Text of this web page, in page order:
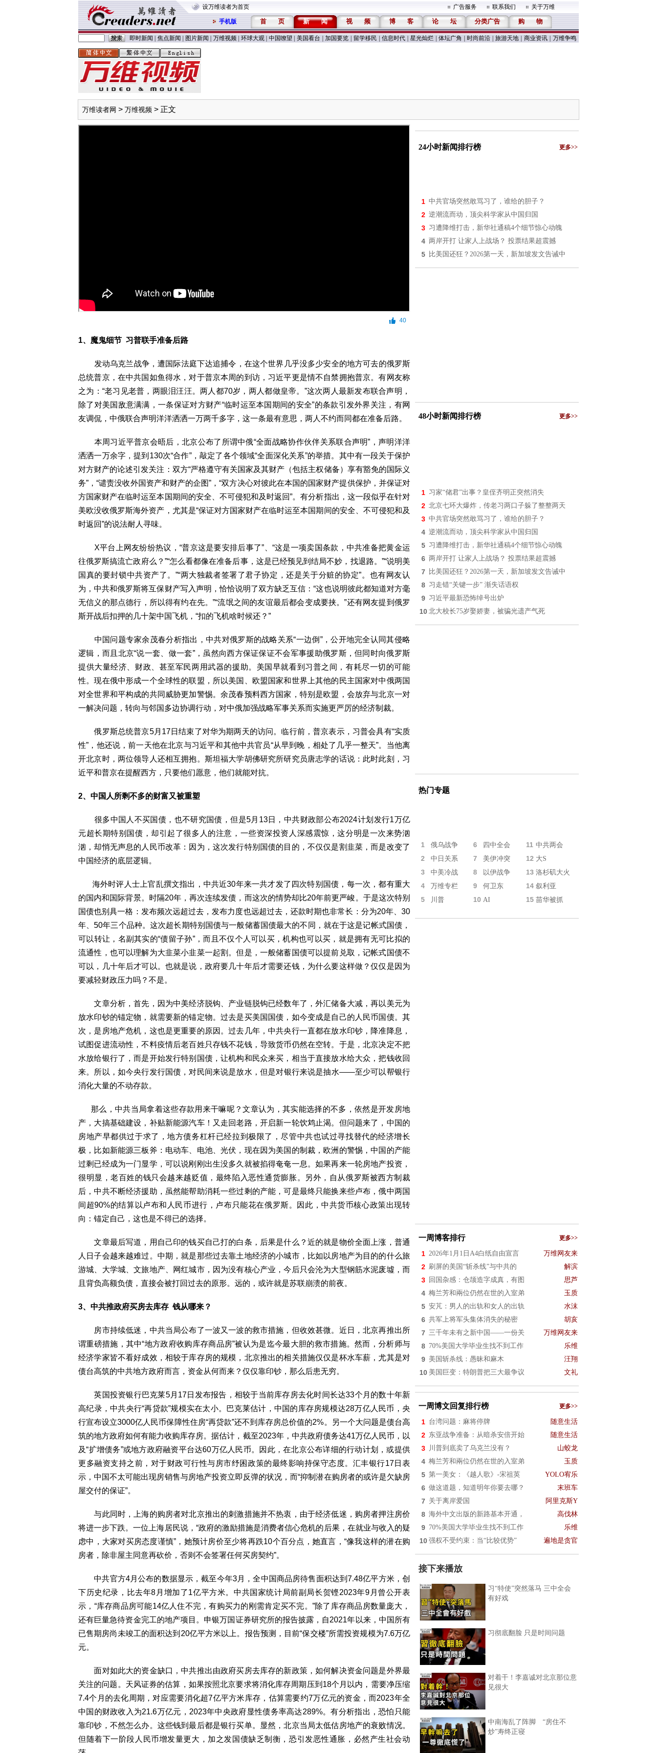
设万维读者为首页 广告服务 联系我们 关于万维
手机版 首 页 新 闻 视 频 博 客 论 坛 分类广告 购 物
即时新闻 焦点新闻 图片新闻 万维视频 环球大观 中国嘹望 美国看台 加国要览 留学移民 信息时代 星光灿烂 体坛广角 时尚前沿 旅游天地 商业资讯 万维争鸣
万维读者网 > 万维视频 > 正文
40
1、魔鬼细节 习普联手准备后路
发动乌克兰战争，遭国际法庭下达追捕令，在这个世界几乎没多少安全的地方可去的俄罗斯
总统普京，在中共国如鱼得水，对于普京本周的到访，习近平更是情不自禁拥抱普京。有网友称
之为：“老习见老普，两眼泪汪汪。两人都70岁，两人都做皇帝。”这次两人最新发布联合声明，
除了对美国敌意满满，一条保证对方财产“临时运至本国期间的安全”的条款引发外界关注，有网
友调侃，中俄联合声明洋洋洒洒一万两千多字，这一条最有意思，两人不约而同都在准备后路。
本周习近平普京会晤后，北京公布了所谓中俄“全面战略协作伙伴关系联合声明”，声明洋洋
洒洒一万余字，提到130次“合作”，敲定了各个领域“全面深化关系”的举措。其中有一段关于保护
对方财产的论述引发关注：双方“严格遵守有关国家及其财产（包括主权储备）享有豁免的国际义
务”，“谴责没收外国资产和财产的企图”，“双方决心对彼此在本国的国家财产提供保护，并保证对
方国家财产在临时运至本国期间的安全、不可侵犯和及时返回”。有分析指出，这一段似乎在针对
美欧没收俄罗斯海外资产，尤其是“保证对方国家财产在临时运至本国期间的安全、不可侵犯和及
时返回”的说法耐人寻味。
X平台上网友纷纷热议，“普京这是要安排后事了”、“这是一项卖国条款，中共准备把黄金运
往俄罗斯搞流亡政府么？”“怎么看都像在准备后事，这是已经预见到结局不妙，找退路。”“说明美
国真的要封锁中共资产了。”“两大独裁者签署了君子协定，还是关于分赃的协定”。也有网友认
为，中共和俄罗斯将互保财产写入声明，恰恰说明了双方缺乏互信：“这也说明彼此都知道对方毫
无信义的那点德行，所以得有约在先。”“流氓之间的友谊最后都会变成要挟。”还有网友提到俄罗
斯开战后扣押的几十架中国飞机，“扣的飞机啥时候还？”
中国问题专家余茂春分析指出，中共对俄罗斯的战略关系“一边倒”，公开地完全认同其侵略
逻辑，而且北京“说一套、做一套”，虽然向西方保证保证不会军事援助俄罗斯，但同时向俄罗斯
提供大量经济、财政、甚至军民两用武器的援助。美国早就看到习普之间，有耗尽一切的可能
性。现在俄中形成一个全球性的联盟，所以美国、欧盟国家和世界上其他的民主国家对中俄两国
对全世界和平构成的共同威胁更加警惕。余茂春预料西方国家，特别是欧盟，会放弃与北京一对
一解决问题，转向与邻国多边协调行动，对中俄加强战略军事关系而实施更严厉的经济制裁。
俄罗斯总统普京5月17日结束了对华为期两天的访问。临行前，普京表示，习普会具有“实质
性”，他还说，前一天他在北京与习近平和其他中共官员“从早到晚，相处了几乎一整天”。当他离
开北京时，两位领导人还相互拥抱。斯坦福大学胡佛研究所研究员唐志学的话说：此时此刻，习
近平和普京在提醒西方，只要他们愿意，他们就能对抗。
2、中国人所剩不多的财富又被重塑
很多中国人不买国债，也不研究国债，但是5月13日，中共财政部公布2024计划发行1万亿
元超长期特别国债，却引起了很多人的注意，一些资深投资人深感震惊，这分明是一次来势汹
汹，却悄无声息的人民币改革：因为，这次发行特别国债的目的，不仅仅是割韭菜，而是改变了
中国经济的底层逻辑。
海外时评人士上官乱撰文指出，中共近30年来一共才发了四次特别国债，每一次，都有重大
的国内和国际背景。时隔20年，再次连续发债，而这次的情势却比20年前更严峻。于是这次特别
国债也别具一格：发布频次远超过去，发布力度也远超过去，还款时期也非常长：分为20年、30
年、50年三个品种。这次超长期特别国债与一般储蓄国债最大的不同，就在于这是记帐式国债，
可以转让，名副其实的“债留子孙”，而且不仅个人可以买，机构也可以买，就是拥有无可比拟的
流通性，也可以理解为大韭菜小韭菜一起割。但是，一般储蓄国债可以提前兑取，记帐式国债不
可以，几十年后才可以。也就是说，政府要几十年后才需要还钱，为什么要这样做？仅仅是因为
要减轻财政压力吗？不是。
文章分析，首先，因为中美经济脱钩、产业链脱钩已经数年了，外汇储备大减，再以美元为
放水印钞的锚定物，就需要新的锚定物。过去是买美国国债，如今变成是自己的人民币国债。其
次，是房地产危机，这也是更重要的原因。过去几年，中共央行一直都在放水印钞，降准降息，
试图促进流动性，不料疫情后老百姓只存钱不花钱，导致货币仍然在空转。于是，北京决定不把
水放给银行了，而是开始发行特别国债，让机构和民众来买，相当于直接放水给大众，把钱收回
来。所以，如今央行发行国债，对民间来说是放水，但是对银行来说是抽水——至少可以帮银行
消化大量的不动存款。
那么，中共当局拿着这些存款用来干嘛呢？文章认为，其实能选择的不多，依然是开发房地
产，大搞基础建设，补贴新能源汽车！又走回老路，开启新一轮饮鸩止渴。但问题来了，中国的
房地产早都供过于求了，地方债务杠杆已经拉到极限了，尽管中共也试过寻找替代的经济增长
极，比如新能源三板斧：电动车、电池、光伏，现在因为美国的制裁，欧洲的警惕，中国的产能
过剩已经成为一门显学，可以说刚刚出生没多久就被掐得奄奄一息。如果再来一轮房地产投资，
很明显，老百姓的钱只会越来越贬值，最终陷入恶性通货膨胀。另外，自从俄罗斯被西方制裁
后，中共不断经济援助，虽然能帮助消耗一些过剩的产能，可是最终只能换来些卢布，俄中两国
间超90%的结算以卢布和人民币进行，卢布只能花在俄罗斯。因此，中共货币核心政策出现转
向：锚定自己，这也是不得已的选择。
文章最后写道，用自己印的钱买自己打的白条，后果是什么？近的就是物价全面上涨，普通
人日子会越来越难过。中期，就是那些过去靠土地经济的小城市，比如以房地产为目的的什么旅
游城、大学城、文旅地产、网红城市，因为没有核心产业，今后只会沦为大型钢筋水泥废墟，而
且背负高额负债，直接会被打回过去的原形。远的，或许就是苏联崩溃的前夜。
3、中共推政府买房去库存 钱从哪来？
房市持续低迷，中共当局公布了一波又一波的救市措施，但收效甚微。近日，北京再推出所
谓重磅措施，其中“地方政府收购库存商品房”被认为是迄今最大胆的救市措施。然而，分析师与
经济学家皆不看好成效，相较于库存房的规模，北京推出的相关措施仅仅是杯水车薪，尤其是对
债台高筑的中共地方政府而言，资金从何而来？仅仅靠印钞，那么后患无穷。
英国投资银行巴克莱5月17日发布报告，相较于当前库存房去化时间长达33个月的数十年新
高纪录，中共央行“再贷款”规模实在太小。巴克莱估计，中国的库存房规模达28万亿人民币，央
行宣布设立3000亿人民币保障性住房“再贷款”还不到库存房总价值的2%。另一个大问题是债台高
筑的地方政府如何有能力收购库存房。据估计，截至2023年，中共政府债务达41万亿人民币，以
及“扩增债务”或地方政府融资平台达60万亿人民币。因此，在北京公布详细的行动计划，或提供
更多融资支持之前，对于财政可行性与房市纾困政策的最终影响持保守态度。汇丰银行17日表
示，中国不太可能出现房销售与房地产投资立即反弹的状况，而“抑制潜在购房者的或许是欠缺房
屋交付的保证”。
与此同时，上海的购房者对北京推出的刺激措施并不热衷，由于经济低迷，购房者押注房价
将进一步下跌。一位上海居民说，“政府的激励措施是消费者信心危机的后果，在就业与收入的疑
虑中，大家对买房态度谨慎”，她预计房价至少将再跌10个百分点，她直言，“像我这样的潜在购
房者，除非屋主同意再砍价，否则不会签署任何买房契约”。
中共官方4月公布的数据显示，截至今年3月，全中国商品房待售面积达到7.48亿平方米，创
下历史纪录，比去年8月增加了1亿平方米。中共国家统计局前副局长贺铿2023年9月曾公开表
示，“库存商品房可能14亿人住不完，有购买力的刚需肯定买不完。”除了库存商品房数量庞大，
还有巨量急待资金完工的地产项目。申银万国证券研究所的报告披露，自2021年以来，中国所有
已售期房尚未竣工的面积达到20亿平方米以上。报告预测，目前“保交楼”所需投资规模为7.6万亿
元。
面对如此大的资金缺口，中共推出由政府买房去库存的新政策，如何解决资金问题是外界最
关注的问题。天风证券的估算，如果按照北京要求将消化库存周期压到18个月以内，需要净压缩
7.4个月的去化周期，对应需要消化超7亿平方米库存，估算需要约7万亿元的资金，而2023年全
中国的财政收入为21.6万亿元，2023年中央政府显性债务率高达289%。有分析指出，恐怕只能
靠印钞，不然怎么办。这些钱到最后都是银行买单。显然，北京当局太低估房地产的衰败情况。
但随着下一阶段人民币增发量更大，加之发国债缺乏制衡，恐引发恶性通胀，必然产生社会动
24小时新闻排行榜 更多>>
1 中共官场突然敢骂习了，谁给的胆子？
2 逆潮流而动，顶尖科学家从中国归国
3 习遭降维打击，新华社通稿4个细节惊心动魄
4 两岸开打 让家人上战场？ 投票结果超震撼
5 比美国还狂？2026第一天，新加坡发文告诫中
48小时新闻排行榜 更多>>
1 习家“储君”出事？皇侄齐明正突然消失
2 北京七环大爆炸，传老习两口子躲了整整两天
3 中共官场突然敢骂习了，谁给的胆子？
4 逆潮流而动，顶尖科学家从中国归国
5 习遭降维打击，新华社通稿4个细节惊心动魄
6 两岸开打 让家人上战场？ 投票结果超震撼
7 比美国还狂？2026第一天，新加坡发文告诫中
8 习走错“关键一步” 渐失话语权
9 习近平最新恐怖绰号出炉
10 北大校长75岁娶娇妻，被骗光遗产气死
热门专题
1 俄乌战争 6 四中全会 11 中共两会
2 中日关系 7 美伊冲突 12 大S
3 中美冷战 8 以伊战争 13 洛杉矶大火
4 万维专栏 9 何卫东 14 叙利亚
5 川普 10 AI 15 苗华被抓
一周博客排行 更多>>
1 2026年1月1日A4白纸自由宣言 万维网友来
2 刷屏的美国“斩杀线”与中共的 解滨
3 回国杂感：仓颉造字成真，有图 思芦
4 梅兰芳和兩位仍然在世的入室弟 玉质
5 安芃：男人的出轨和女人的出轨 水沫
6 共军上将军头集体消失的秘密 胡亥
7 三千年未有之新中国——一份关 万维网友来
8 70%美国大学毕业生找不到工作 乐维
9 美国斩杀线：愚昧和麻木 汪翔
10 美国巨变：特朗普把三大最争议 文礼
一周博文回复排行榜 更多>>
1 台湾问题：麻将停牌 随意生活
2 东亚战争准备：从暗杀安倍开始 随意生活
3 川普到底卖了乌克兰没有？ 山蛟龙
4 梅兰芳和兩位仍然在世的入室弟 玉质
5 第一美女：《越人歌》-宋祖英 YOLO宥乐
6 做这道题，知道明年你要去哪？ 末班车
7 关于离岸爱国 阿里克斯Y
8 海外中文出版的新路基本开通， 高伐林
9 70%美国大学毕业生找不到工作 乐维
10 强权不受约束：当“比较优势” 遍地是贪官
接下来播放
习“特使”突然落马 三中全会
有好戏
习彻底翻脸 只是时间问题
对着干！李嘉诚对北京那位意
见很大
中南海乱了阵脚 “房住不
炒”寿终正寝